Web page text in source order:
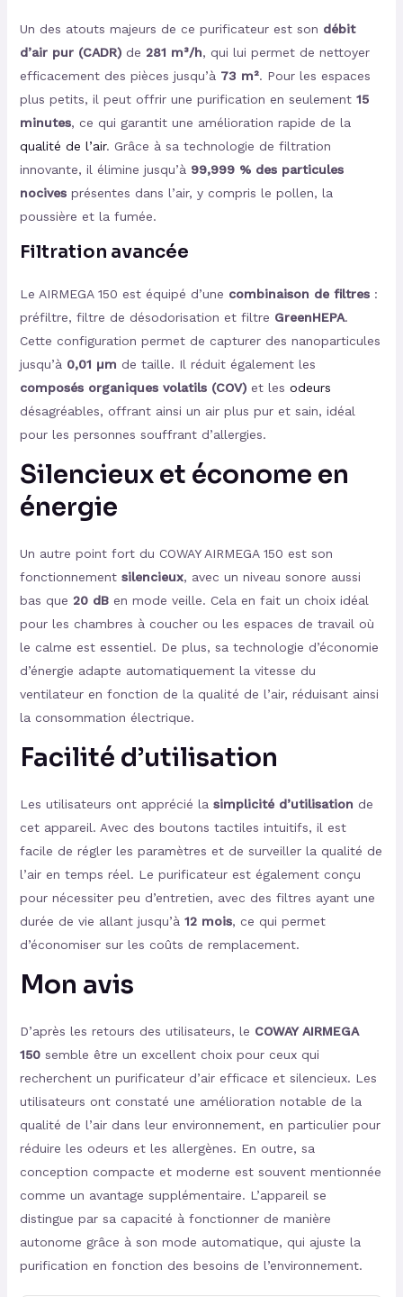
Un des atouts majeurs de ce purificateur est son débit
d’air pur (CADR)de 281 m³/h, qui lui permet de nettoyer
efficacement des pièces jusqu’à 73 m². Pour les espaces
plus petits, il peut offrir une purification en seulement 15
minutes, ce qui garantit une amélioration rapide de la
qualité de l’air. Grâce à sa technologie de filtration
innovante, il élimine jusqu’à 99,999 % des particules
nocivesprésentes dans l’air, y compris le pollen, la
poussière et la fumée.
Filtration avancée
Le AIRMEGA 150 est équipé d’une combinaison de filtres:
préfiltre, filtre de désodorisation et filtre GreenHEPA.
Cette configuration permet de capturer des nanoparticules
jusqu’à 0,01 µm de taille. Il réduit également les
composés organiques volatils (COV)et les odeurs
désagréables, offrant ainsi un air plus pur et sain, idéal
pour les personnes souffrant d’allergies.
Silencieux et économe en
énergie
Un autre point fort du COWAY AIRMEGA 150 est son
fonctionnement silencieux, avec un niveau sonore aussi
bas que 20 dBen mode veille. Cela en fait un choix idéal
pour les chambres à coucher ou les espaces de travail où
le calme est essentiel. De plus, sa technologie d’économie
d’énergie adapte automatiquement la vitesse du
ventilateur en fonction de la qualité de l’air, réduisant ainsi
la consommation électrique.
Facilité d’utilisation
Les utilisateurs ont apprécié la simplicité d’utilisation de
cet appareil. Avec des boutons tactiles intuitifs, il est
facile de régler les paramètres et de surveiller la qualité de
l’air en temps réel. Le purificateur est également conçu
pour nécessiter peu d’entretien, avec des filtres ayant une
durée de vie allant jusqu’à 12 mois, ce qui permet
d’économiser sur les coûts de remplacement.
Mon avis
D’après les retours des utilisateurs, le COWAY AIRMEGA
150semble être un excellent choix pour ceux qui
recherchent un purificateur d’air efficace et silencieux. Les
utilisateurs ont constaté une amélioration notable de la
qualité de l’air dans leur environnement, en particulier pour
réduire les odeurs et les allergènes. En outre, sa
conception compacte et moderne est souvent mentionnée
comme un avantage supplémentaire. L’appareil se
distingue par sa capacité à fonctionner de manière
autonome grâce à son mode automatique, qui ajuste la
purification en fonction des besoins de l’environnement.